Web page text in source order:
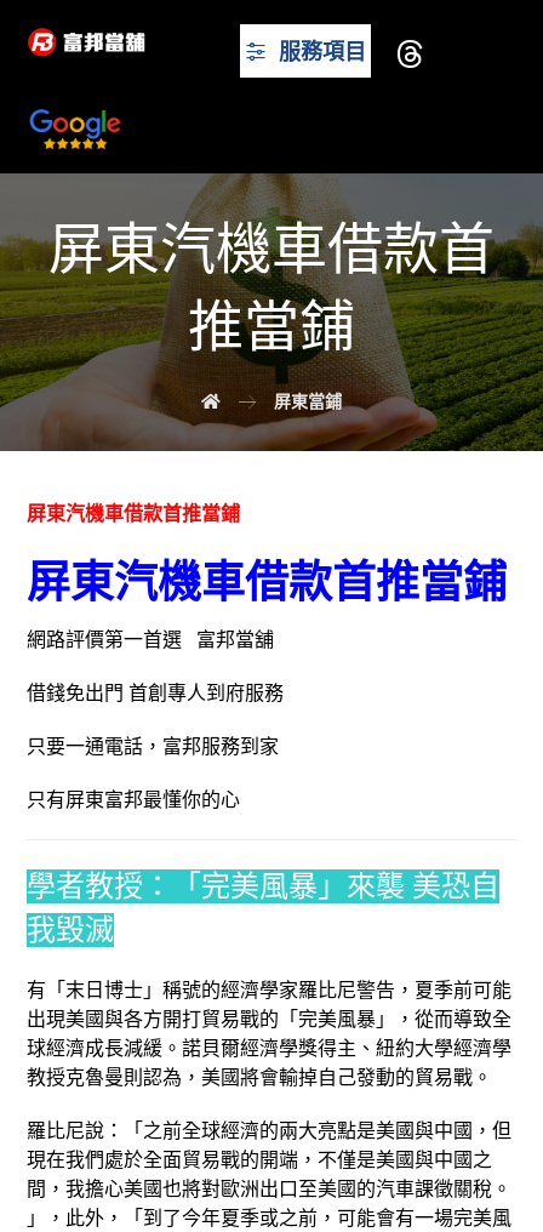
服務項目
屏東汽機車借款首
推當鋪
屏東當鋪
屏東汽機車借款首推當鋪
屏東汽機車借款首推當鋪
網路評價第一首選 富邦當舖
借錢免出門 首創專人到府服務
只要一通電話，富邦服務到家
只有屏東富邦最懂你的心
學者教授：「完美風暴」來襲 美恐自
我毀滅
有「末日博士」稱號的經濟學家羅比尼警告，夏季前可能
出現美國與各方開打貿易戰的「完美風暴」，從而導致全
球經濟成長減緩。諾貝爾經濟學獎得主、紐約大學經濟學
教授克魯曼則認為，美國將會輸掉自己發動的貿易戰。
羅比尼說：「之前全球經濟的兩大亮點是美國與中國，但
現在我們處於全面貿易戰的開端，不僅是美國與中國之
間，我擔心美國也將對歐洲出口至美國的汽車課徵關稅。
」，此外，「到了今年夏季或之前，可能會有一場完美風